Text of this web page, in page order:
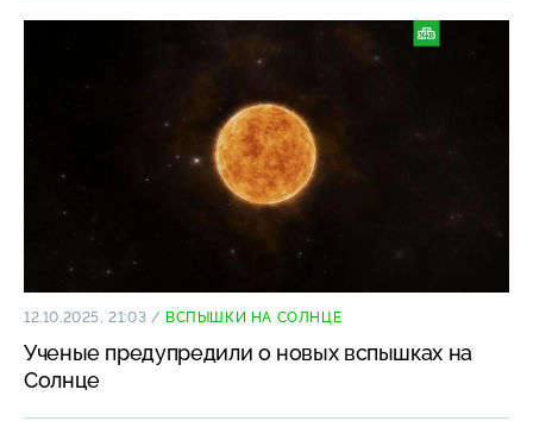
12.10.2025, 21:03 / ВСПЫШКИ НА СОЛНЦЕ
Ученые предупредили о новых вспышках на
Солнце